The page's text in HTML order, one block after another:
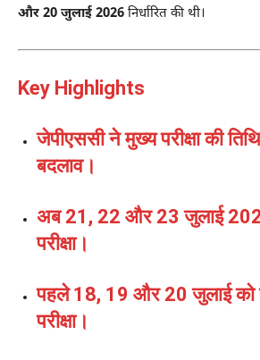
और 20 जुलाई 2026 निर्धारित की थी।
Key Highlights
जेपीएससी ने मुख्य परीक्षा की
बदलाव।
अब 21, 22 और 23 जुलाई
परीक्षा।
पहले 18, 19 और 20 जुलाई को
परीक्षा।